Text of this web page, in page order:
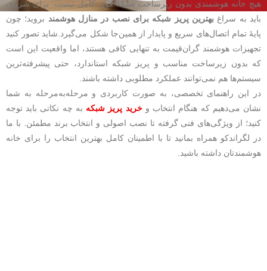
هیچ خانه هوشمندی بدون زیرساخت شبکه قوی کامل نیست. برای شروع،
باید به سراغ بهترین پریز شبکه برای نصب در منازل هوشمند بروید؛ چون
پایهٔ تمام اتصال‌های سریع و پایدار از همین‌جا شکل می‌گیرد.شاید تصور کنید
تجهیزات هوشمند گران‌قیمت به تنهایی کافی هستند، اما واقعیت این است
که بدون زیرساخت مناسب و پریز شبکه استاندارد، حتی پیشرفته‌ترین
سیستم‌ها هم نمی‌توانند عملکرد مطلوبی داشته باشند.
در این راهنمای تخصصی، به‌ صورت کاربردی و مرحله‌به‌مرحله به شما
نشان می‌دهیم که هنگام انتخاب وخرید پریز شبکه به چه نکاتی باید توجه
کنید؛ از ویژگی‌های فنی گرفته تا نصب اصولی و انتخاب برند مطمئن. با ما
در لگراندکو همراه بمانید تا با اطمینان کامل بهترین انتخاب را برای خانه
هوشمندتان داشته باشید.